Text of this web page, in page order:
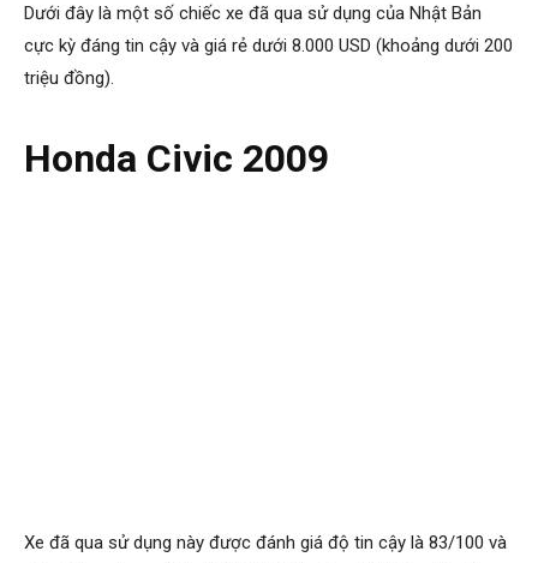
Dưới đây là một số chiếc xe đã qua sử dụng của Nhật Bản
cực kỳ đáng tin cậy và giá rẻ dưới 8.000 USD (khoảng dưới 200
triệu đồng).
Honda Civic 2009
Xe đã qua sử dụng này được đánh giá độ tin cậy là 83/100 và